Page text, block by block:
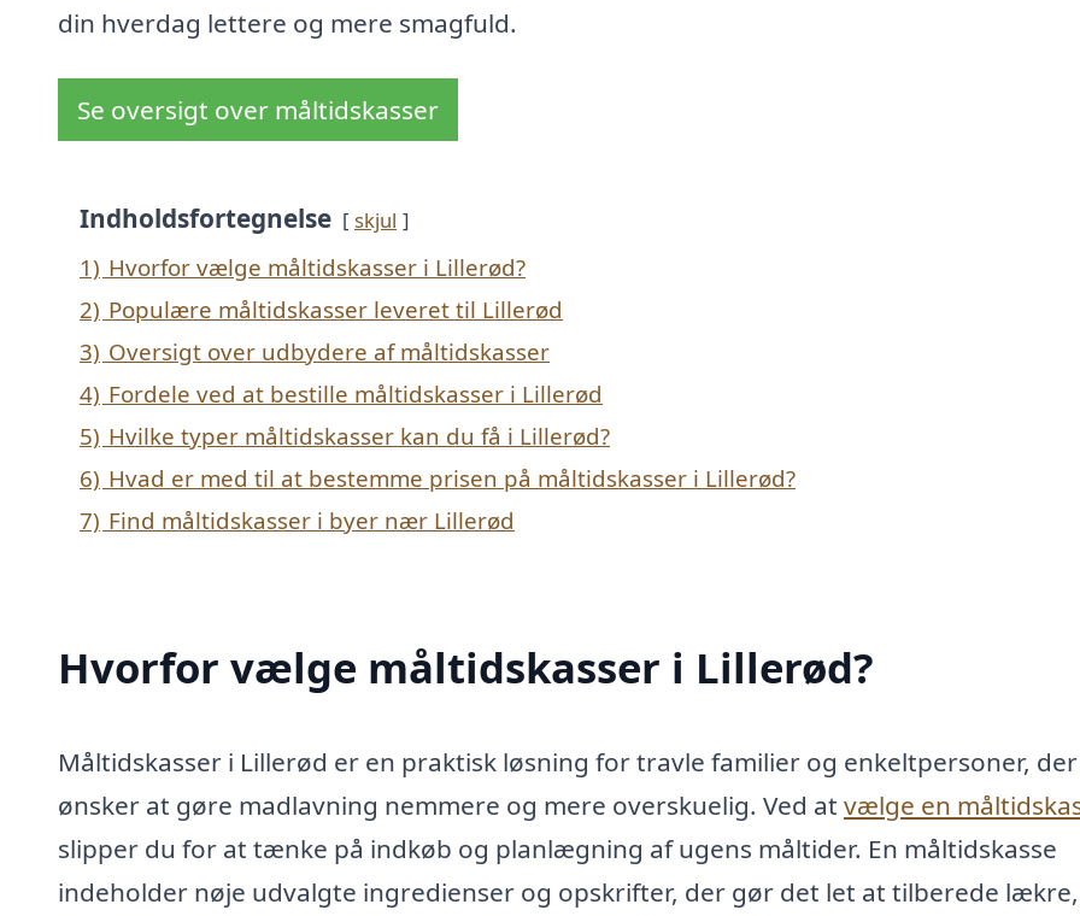
din hverdag lettere og mere smagfuld.
Se oversigt over måltidskasser
Indholdsfortegnelse skjul
1) Hvorfor vælge måltidskasser i Lillerød?
2) Populære måltidskasser leveret til Lillerød
3) Oversigt over udbydere af måltidskasser
4) Fordele ved at bestille måltidskasser i Lillerød
5) Hvilke typer måltidskasser kan du få i Lillerød?
6) Hvad er med til at bestemme prisen på måltidskasser i Lillerød?
7) Find måltidskasser i byer nær Lillerød
Hvorfor vælge måltidskasser i Lillerød?
Måltidskasser i Lillerød er en praktisk løsning for travle familier og enkeltpersoner, der
ønsker at gøre madlavning nemmere og mere overskuelig. Ved at vælge en
slipper du for at tænke på indkøb og planlægning af ugens måltider. En måltidskasse
indeholder nøje udvalgte ingredienser og opskrifter, der gør det let at tilberede lækre,